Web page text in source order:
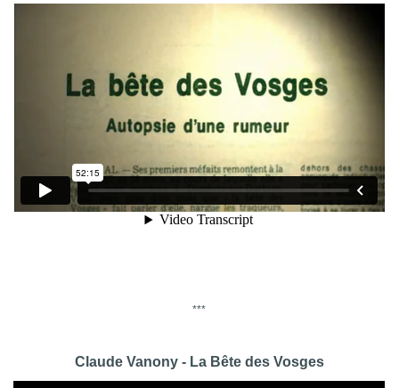
***
Claude Vanony - La Bête des Vosges